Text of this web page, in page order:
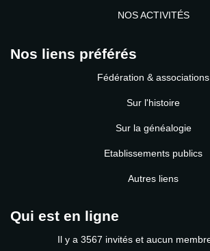
NOS ACTIVITÉS
Nos liens préférés
Fédération & associations
Sur l'histoire
Sur la généalogie
Etablissements publics
Autres liens
Qui est en ligne
Il y a 3567 invités et aucun